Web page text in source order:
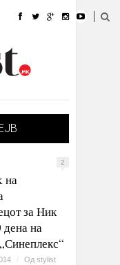
2
на
за Ник
дена на
/ Од stylist